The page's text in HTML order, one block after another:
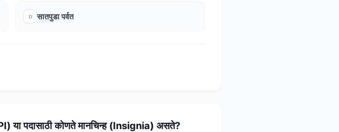
D सातपुडा पर्वत
या पदासाठी कोणते मानचिन्ह (Insignia) असते?